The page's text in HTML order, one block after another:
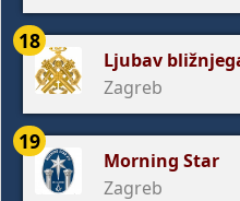
18
Ljubav
Zagreb
19
Morning Star
Zagreb